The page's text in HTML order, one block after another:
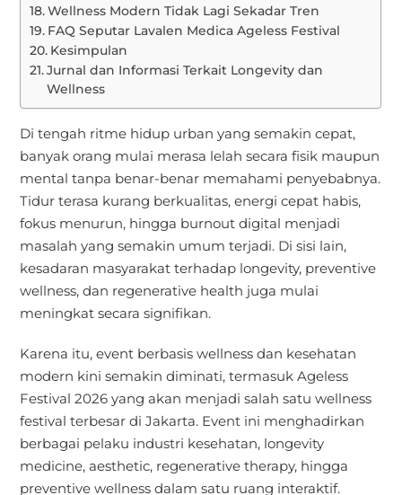
Wellness Modern Tidak Lagi Sekadar Tren
FAQ Seputar Lavalen Medica Ageless Festival
Kesimpulan
Jurnal dan Informasi Terkait Longevity dan
Wellness
Di tengah ritme hidup urban yang semakin cepat,
banyak orang mulai merasa lelah secara fisik maupun
mental tanpa benar-benar memahami penyebabnya.
Tidur terasa kurang berkualitas, energi cepat habis,
fokus menurun, hingga burnout digital menjadi
masalah yang semakin umum terjadi. Di sisi lain,
kesadaran masyarakat terhadap longevity, preventive
wellness, dan regenerative health juga mulai
meningkat secara signifikan.
Karena itu, event berbasis wellness dan kesehatan
modern kini semakin diminati, termasuk Ageless
Festival 2026 yang akan menjadi salah satu wellness
festival terbesar di Jakarta. Event ini menghadirkan
berbagai pelaku industri kesehatan, longevity
medicine, aesthetic, regenerative therapy, hingga
preventive wellness dalam satu ruang interaktif.